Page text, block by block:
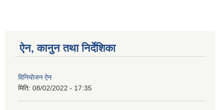
ऐन, कानुन तथा निर्देशिका
विनियोजन ऐन
मिति: 08/02/2022 - 17:35